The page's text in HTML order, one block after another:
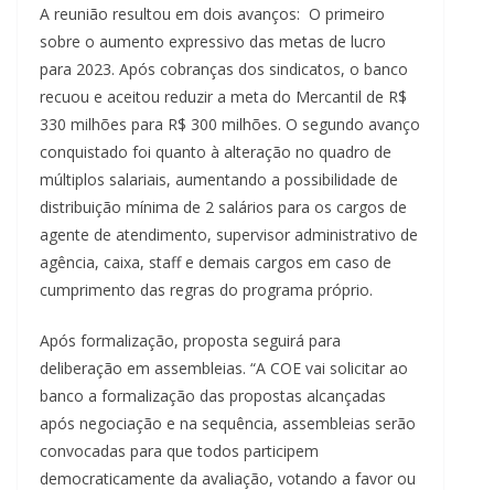
A reunião resultou em dois avanços: O primeiro
sobre o aumento expressivo das metas de lucro
para 2023. Após cobranças dos sindicatos, o banco
recuou e aceitou reduzir a meta do Mercantil de R$
330 milhões para R$ 300 milhões. O segundo avanço
conquistado foi quanto à alteração no quadro de
múltiplos salariais, aumentando a possibilidade de
distribuição mínima de 2 salários para os cargos de
agente de atendimento, supervisor administrativo de
agência, caixa, staff e demais cargos em caso de
cumprimento das regras do programa próprio.
Após formalização, proposta seguirá para
deliberação em assembleias. “A COE vai solicitar ao
banco a formalização das propostas alcançadas
após negociação e na sequência, assembleias serão
convocadas para que todos participem
democraticamente da avaliação, votando a favor ou